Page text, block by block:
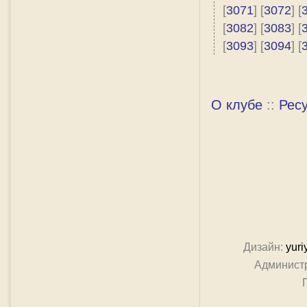
[3071] [3072] [
[3082] [3083] [
[3093] [3094] [
О клубе ::
Дизайн: